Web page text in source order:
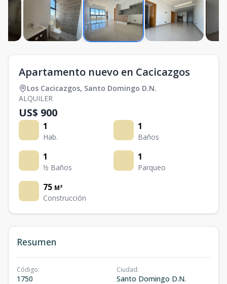
Apartamento nuevo en Cacicazgos
Los Cacicazgos, Santo Domingo D.N.
ALQUILER
US$ 900
1
Hab.
1
Baños
1
½ Baños
1
Parqueo
75 M²
Construcción
Resumen
Código:
1750
Ciudad:
Santo Domingo D.N.